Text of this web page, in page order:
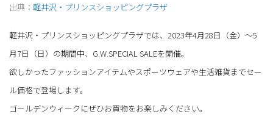
出典： 軽井沢・プリンスショッピングプラザ
軽井沢・プリンスショッピングプラザでは、2023年4月28日（金）～5
月7日（日）の期間中、G.W.SPECIAL SALEを開催。
欲しかったファッションアイテムやスポーツウェアや生活雑貨までセー
ル価格で登場します。
ゴールデンウィークにぜひお買物をお楽しみください。